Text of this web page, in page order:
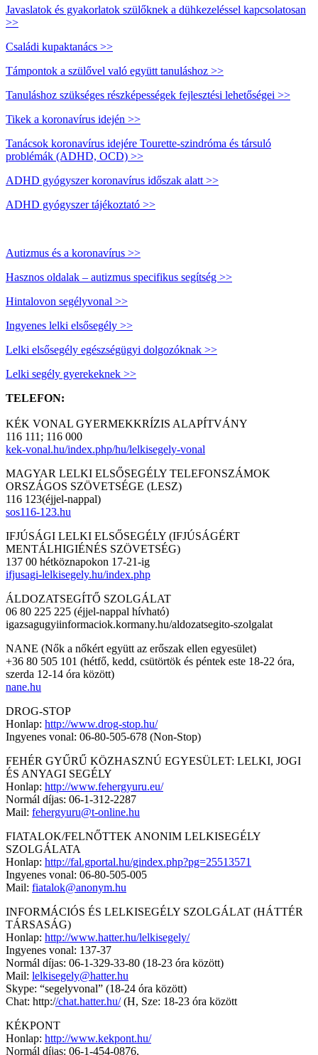
Javaslatok és gyakorlatok szülőknek a dühkezeléssel kapcsolatosan
>>
Családi kupaktanács >>
Támpontok a szülővel való együtt tanuláshoz >>
Tanuláshoz szükséges részképességek fejlesztési lehetőségei >>
Tikek a koronavírus idején >>
Tanácsok koronavírus idejére Tourette-szindróma és társuló
problémák (ADHD, OCD) >>
ADHD gyógyszer koronavírus időszak alatt >>
ADHD gyógyszer tájékoztató >>
Autizmus és a koronavírus >>
Hasznos oldalak – autizmus specifikus segítség >>
Hintalovon segélyvonal >>
Ingyenes lelki elsősegély >>
Lelki elsősegély egészségügyi dolgozóknak >>
Lelki segély gyerekeknek >>
TELEFON:
KÉK VONAL GYERMEKKRÍZIS ALAPÍTVÁNY
116 111; 116 000
kek-vonal.hu/index.php/hu/lelkisegely-vonal
MAGYAR LELKI ELSŐSEGÉLY TELEFONSZÁMOK
ORSZÁGOS SZÖVETSÉGE (LESZ)
116 123(éjjel-nappal)
sos116-123.hu
IFJÚSÁGI LELKI ELSŐSEGÉLY (IFJÚSÁGÉRT
MENTÁLHIGIÉNÉS SZÖVETSÉG)
137 00 hétköznapokon 17-21-ig
ifjusagi-lelkisegely.hu/index.php
ÁLDOZATSEGÍTŐ SZOLGÁLAT
06 80 225 225 (éjjel-nappal hívható)
igazsagugyiinformaciok.kormany.hu/aldozatsegito-szolgalat
NANE (Nők a nőkért együtt az erőszak ellen egyesület)
+36 80 505 101 (hétfő, kedd, csütörtök és péntek este 18-22 óra,
szerda 12-14 óra között)
nane.hu
DROG-STOP
Honlap: http://www.drog-stop.hu/
Ingyenes vonal: 06-80-505-678 (Non-Stop)
FEHÉR GYŰRŰ KÖZHASZNÚ EGYESÜLET: LELKI, JOGI
ÉS ANYAGI SEGÉLY
Honlap: http://www.fehergyuru.eu/
Normál díjas: 06-1-312-2287
Mail: fehergyuru@t-online.hu
FIATALOK/FELNŐTTEK ANONIM LELKISEGÉLY
SZOLGÁLATA
Honlap: http://fal.gportal.hu/gindex.php?pg=25513571
Ingyenes vonal: 06-80-505-005
Mail: fiatalok@anonym.hu
INFORMÁCIÓS ÉS LELKISEGÉLY SZOLGÁLAT (HÁTTÉR
TÁRSASÁG)
Honlap: http://www.hatter.hu/lelkisegely/
Ingyenes vonal: 137-37
Normál díjas: 06-1-329-33-80 (18-23 óra között)
Mail: lelkisegely@hatter.hu
Skype: “segelyvonal” (18-24 óra között)
Chat: http://chat.hatter.hu/(H, Sze: 18-23 óra között
KÉKPONT
Honlap: http://www.kekpont.hu/
Normál díjas: 06-1-454-0876,